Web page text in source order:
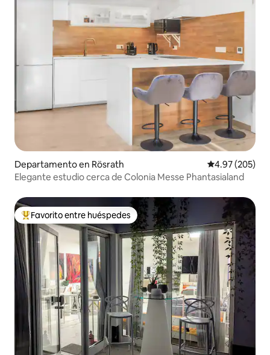
Departamento en Rösrath Calificación
4.97 (205)
Elegante estudio cerca de Colonia Messe Phantasialand
De los mejores en Favorito entre huéspedes
Favorito entre huéspedes